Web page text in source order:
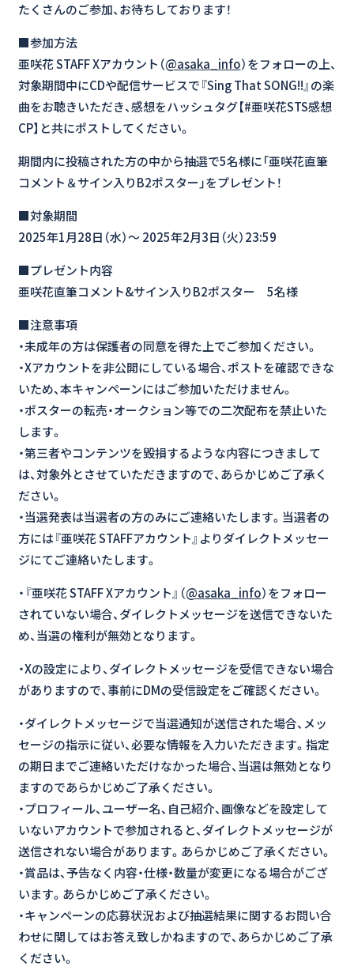
たくさんのご参加、お待ちしております！
■参加方法
亜咲花 STAFF Xアカウント（@asaka_info）をフォローの上、
対象期間中にCDや配信サービスで『Sing That SONG!!』の楽
曲をお聴きいただき、感想をハッシュタグ【#亜咲花STS感想
CP】と共にポストしてください。
期間内に投稿された方の中から抽選で5名様に「亜咲花直筆
コメント＆サイン入りB2ポスター」をプレゼント！
■対象期間
2025年1月28日（水）～ 2025年2月3日（火）23:59
■プレゼント内容
亜咲花直筆コメント&サイン入りB2ポスター 5名様
■注意事項
・未成年の方は保護者の同意を得た上でご参加ください。
・Xアカウントを非公開にしている場合、ポストを確認できな
いため、本キャンペーンにはご参加いただけません。
・ポスターの転売・オークション等での二次配布を禁止いた
します。
・第三者やコンテンツを毀損するような内容につきまして
は、対象外とさせていただきますので、あらかじめご了承く
ださい。
・当選発表は当選者の方のみにご連絡いたします。当選者の
方には『亜咲花 STAFFアカウント』よりダイレクトメッセー
ジにてご連絡いたします。
・『亜咲花 STAFF Xアカウント』（@asaka_info）をフォロー
されていない場合、ダイレクトメッセージを送信できないた
め、当選の権利が無効となります。
・Xの設定により、ダイレクトメッセージを受信できない場合
がありますので、事前にDMの受信設定をご確認ください。
・ダイレクトメッセージで当選通知が送信された場合、メッ
セージの指示に従い、必要な情報を入力いただきます。指定
の期日までご連絡いただけなかった場合、当選は無効となり
ますのであらかじめご了承ください。
・プロフィール、ユーザー名、自己紹介、画像などを設定して
いないアカウントで参加されると、ダイレクトメッセージが
送信されない場合があります。あらかじめご了承ください。
・賞品は、予告なく内容・仕様・数量が変更になる場合がござ
います。あらかじめご了承ください。
・キャンペーンの応募状況および抽選結果に関するお問い合
わせに関してはお答え致しかねますので、あらかじめご了承
ください。